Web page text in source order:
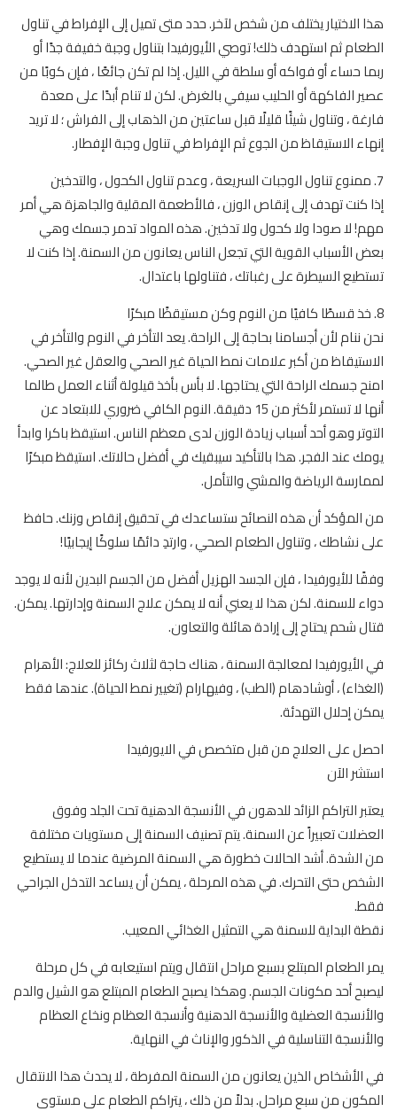
هذا الاختيار يختلف من شخص لآخر. حدد متى تميل إلى الإفراط في تناول
الطعام ثم استهدف ذلك! توصي الأيورفيدا بتناول وجبة خفيفة جدًا أو
ربما حساء أو فواكه أو سلطة في الليل. إذا لم تكن جائعًا ، فإن كوبًا من
عصير الفاكهة أو الحليب سيفي بالغرض. لكن لا تنام أبدًا على معدة
فارغة ، وتناول شيئًا قليلًا قبل ساعتين من الذهاب إلى الفراش ؛ لا تريد
إنهاء الاستيقاظ من الجوع ثم الإفراط في تناول وجبة الإفطار.
7. ممنوع تناول الوجبات السريعة ، وعدم تناول الكحول ، والتدخين
إذا كنت تهدف إلى إنقاص الوزن ، فالأطعمة المقلية والجاهزة هي أمر
مهم! لا صودا ولا كحول ولا تدخين. هذه المواد تدمر جسمك وهي
بعض الأسباب القوية التي تجعل الناس يعانون من السمنة. إذا كنت لا
تستطيع السيطرة على رغباتك ، فتناولها باعتدال.
8. خذ قسطًا كافيًا من النوم وكن مستيقظًا مبكرًا
نحن ننام لأن أجسامنا بحاجة إلى الراحة. يعد التأخر في النوم والتأخر في
الاستيقاظ من أكبر علامات نمط الحياة غير الصحي والعقل غير الصحي.
امنح جسمك الراحة التي يحتاجها. لا بأس بأخذ قيلولة أثناء العمل طالما
أنها لا تستمر لأكثر من 15 دقيقة. النوم الكافي ضروري للابتعاد عن
التوتر وهو أحد أسباب زيادة الوزن لدى معظم الناس. استيقظ باكرا وابدأ
يومك عند الفجر. هذا بالتأكيد سيبقيك في أفضل حالاتك. استيقظ مبكرًا
لممارسة الرياضة والمشي والتأمل.
من المؤكد أن هذه النصائح ستساعدك في تحقيق إنقاص وزنك. حافظ
على نشاطك ، وتناول الطعام الصحي ، وارتدِ دائمًا سلوكًا إيجابيًا!
وفقًا للأيورفيدا ، فإن الجسد الهزيل أفضل من الجسم البدين لأنه لا يوجد
دواء للسمنة. لكن هذا لا يعني أنه لا يمكن علاج السمنة وإدارتها. يمكن.
قتال شحم يحتاج إلى إرادة هائلة والتعاون.
في الأيورفيدا لمعالجة السمنة ، هناك حاجة لثلاث ركائز للعلاج: الأهرام
(الغذاء) ، أوشادهام (الطب) ، وفيهارام (تغيير نمط الحياة). عندها فقط
يمكن إحلال التهدئة.
احصل على العلاج من قبل متخصص في الايورفيدا
استشر الآن
يعتبر التراكم الزائد للدهون في الأنسجة الدهنية تحت الجلد وفوق
العضلات تعبيراً عن السمنة. يتم تصنيف السمنة إلى مستويات مختلفة
من الشدة. أشد الحالات خطورة هي السمنة المرضية عندما لا يستطيع
الشخص حتى التحرك. في هذه المرحلة ، يمكن أن يساعد التدخل الجراحي
فقط.
نقطة البداية للسمنة هي التمثيل الغذائي المعيب.
يمر الطعام المبتلع بسبع مراحل انتقال ويتم استيعابه في كل مرحلة
ليصبح أحد مكونات الجسم. وهكذا يصبح الطعام المبتلع هو الشيل والدم
والأنسجة العضلية والأنسجة الدهنية وأنسجة العظام ونخاع العظام
والأنسجة التناسلية في الذكور والإناث في النهاية.
في الأشخاص الذين يعانون من السمنة المفرطة ، لا يحدث هذا الانتقال
المكون من سبع مراحل. بدلاً من ذلك ، يتراكم الطعام على مستوى